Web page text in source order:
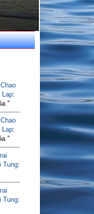
Chao
Lap:
Chao
Lap:
Tung:
Tung: